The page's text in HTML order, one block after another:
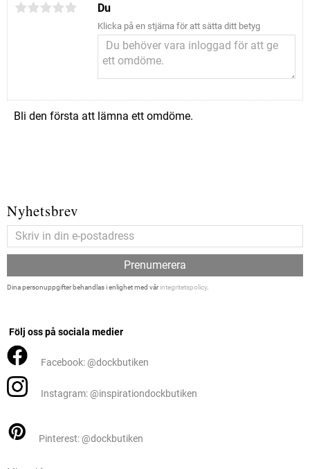
Du
Klicka på en stjärna för att sätta ditt betyg
Bli den första att lämna ett omdöme.
Nyhetsbrev
Prenumerera
Dina personuppgifter behandlas i enlighet med vårintegritetspolicy.
Följ oss på sociala medier
Facebook: @dockbutiken
Instagram: @inspirationdockbutiken
Pinterest: @dockbutiken